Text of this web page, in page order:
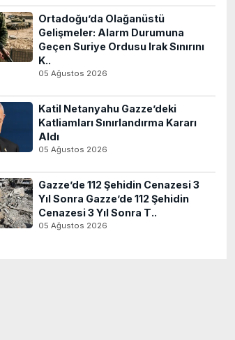
Ortadoğu’da Olağanüstü
Gelişmeler: Alarm Durumuna
Geçen Suriye Ordusu Irak Sınırını
K..
05 Ağustos 2026
Katil Netanyahu Gazze’deki
Katliamları Sınırlandırma Kararı
Aldı
05 Ağustos 2026
Gazze’de 112 Şehidin Cenazesi 3
Yıl Sonra Gazze’de 112 Şehidin
Cenazesi 3 Yıl Sonra T..
05 Ağustos 2026